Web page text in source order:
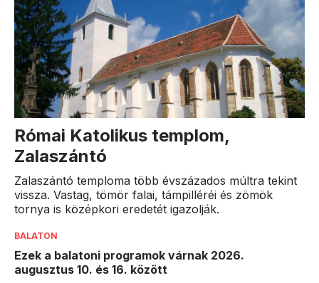
Római Katolikus templom,
Zalaszántó
Zalaszántó temploma több évszázados múltra tekint
vissza. Vastag, tömör falai, támpilléréi és zömök
tornya is középkori eredetét igazolják.
BALATON
Ezek a balatoni programok várnak 2026.
augusztus 10. és 16. között